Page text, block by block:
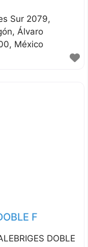
Sur 2079,
Álvaro
México
F
DOBLE